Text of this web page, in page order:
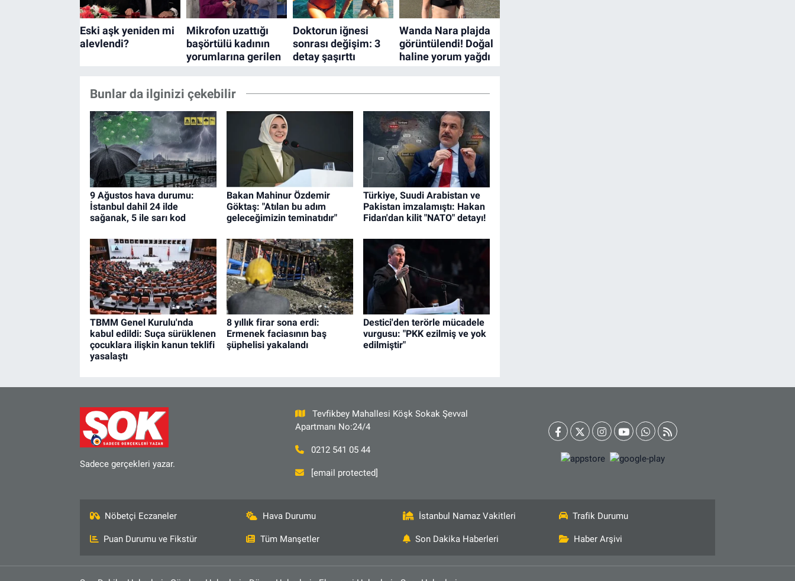
Bunlar da ilginizi çekebilir
9 Ağustos hava durumu:
İstanbul dahil 24 ilde
sağanak, 5 ile sarı kod
Bakan Mahinur Özdemir
Göktaş: "Atılan bu adım
geleceğimizin teminatıdır"
Türkiye, Suudi Arabistan ve
Pakistan imzalamıştı: Hakan
Fidan'dan kilit "NATO" detayı!
TBMM Genel Kurulu'nda
kabul edildi: Suça sürüklenen
çocuklara ilişkin kanun teklifi
yasalaştı
8 yıllık firar sona erdi:
Ermenek faciasının baş
şüphelisi yakalandı
Destici'den terörle mücadele
vurgusu: "PKK ezilmiş ve yok
edilmiştir"
Sadece gerçekleri yazar.
Tevfikbey Mahallesi Köşk Sokak Şevval
Apartmanı No:24/4
0212 541 05 44
[email protected]
Nöbetçi Eczaneler Hava Durumu İstanbul Namaz Vakitleri Trafik Durumu
Puan Durumu ve Fikstür Tüm Manşetler Son Dakika Haberleri Haber Arşivi